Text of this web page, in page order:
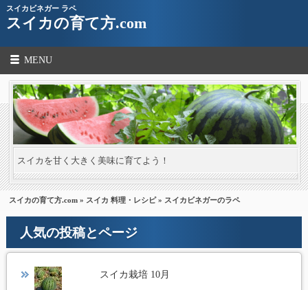
スイカビネガー ラペ
スイカの育て方.com
MENU
スイカを甘く大きく美味に育てよう！
スイカの育て方.com » スイカ 料理・レシピ» スイカビネガーのラペ
人気の投稿とページ
スイカ栽培 10月